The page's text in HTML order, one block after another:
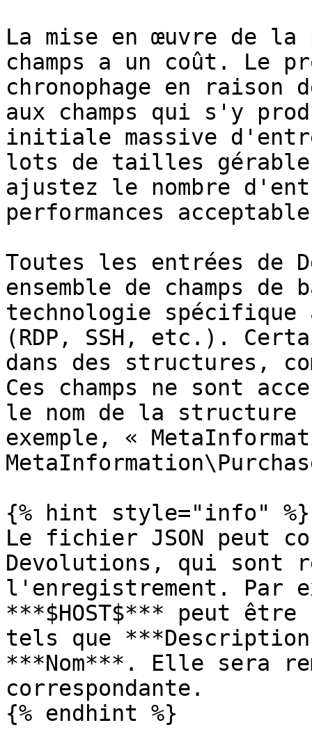
La mise en œuvre de
champs a un coût. Le
chronophage en raison
aux champs qui s'y
initiale massive
lots de tailles
ajustez le nombre
performances
Toutes les entrées de
ensemble de champs
technologie
(RDP, SSH, etc.).
dans des structures,
Ces champs ne sont
le nom de la structure
exemple, «
{% hint style="info" %}
Le fichier JSON peut
Devolutions, qui sont
l'enregistrement. Par
***$HOST$*** peut
tels que
***Nom***. Elle sera
correspondante.
{% endhint %}